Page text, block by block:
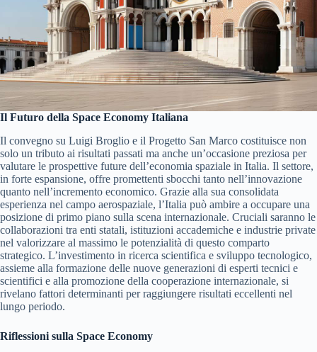
Il Futuro della Space Economy Italiana
Il convegno su Luigi Broglio e il Progetto San Marco costituisce non
solo un tributo ai risultati passati ma anche un’occasione preziosa per
valutare le prospettive future dell’economia spaziale in Italia. Il settore,
in forte espansione, offre promettenti sbocchi tanto nell’innovazione
quanto nell’incremento economico. Grazie alla sua consolidata
esperienza nel campo aerospaziale, l’Italia può ambire a occupare una
posizione di primo piano sulla scena internazionale. Cruciali saranno le
collaborazioni tra enti statali, istituzioni accademiche e industrie private
nel valorizzare al massimo le potenzialità di questo comparto
strategico. L’investimento in ricerca scientifica e sviluppo tecnologico,
assieme alla formazione delle nuove generazioni di esperti tecnici e
scientifici e alla promozione della cooperazione internazionale, si
rivelano fattori determinanti per raggiungere risultati eccellenti nel
lungo periodo.
Riflessioni sulla Space Economy